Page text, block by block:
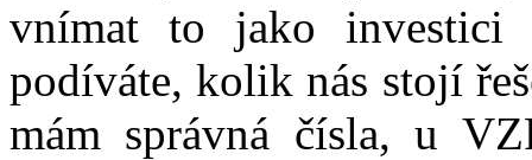
vnímat to jako investici
podíváte, kolik nás stojí
mám správná čísla, u